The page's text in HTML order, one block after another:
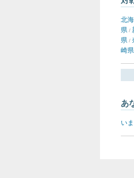
北
県 /
県 /
崎県
あ
い